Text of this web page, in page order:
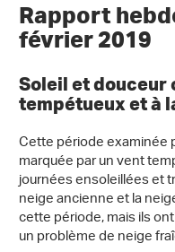
Rapport
février 2019
Soleil et douceur
tempétueux et à
Cette période examinée
marquée par un vent
journées ensoleillées et
neige ancienne et la
cette période, mais ils
un problème de neige